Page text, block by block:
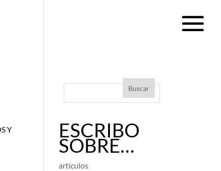
Y
ESCRIBO
SOBRE…
artículos